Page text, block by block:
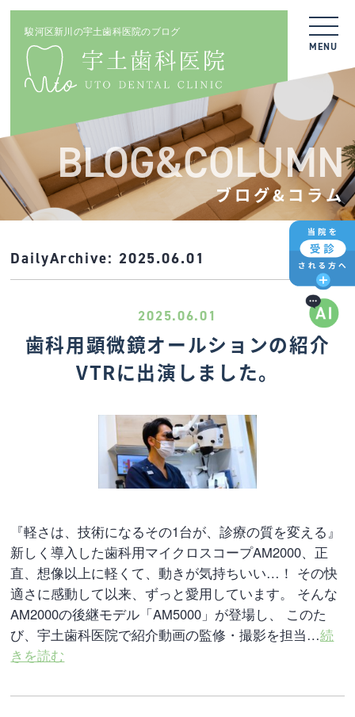
駿河区新川の宇土歯科医院のブログ
MENU
BLOG&COLUMN
ブログ&コラム
DailyArchive: 2025.06.01
2025.06.01
歯科用顕微鏡オールションの紹介
VTRに出演しました。
『軽さは、技術になるその1台が、診療の質を変える』
新しく導入した歯科用マイクロスコープAM2000、正
直、想像以上に軽くて、動きが気持ちいい…！ その快
適さに感動して以来、ずっと愛用しています。 そんな
AM2000の後継モデル「AM5000」が登場し、 このた
び、宇土歯科医院で紹介動画の監修・撮影を担当…続
きを読む